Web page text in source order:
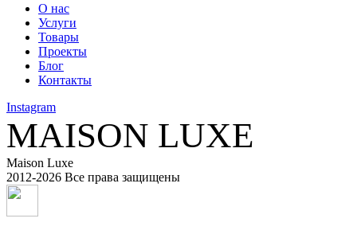
О нас
Услуги
Товары
Проекты
Блог
Контакты
Instagram
MAISON LUXE
Maison Luxe
2012-2026 Все права защищены